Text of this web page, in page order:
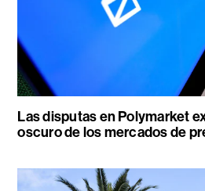
Las disputas en Polymarket
oscuro de los mercados de